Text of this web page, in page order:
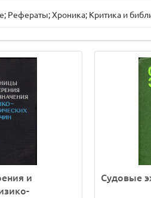
Рефераты; Хроника; Критика и
и
Судовые